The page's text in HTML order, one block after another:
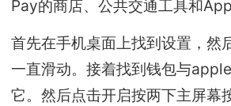
Pay的商店、公共交通工具和
首先在手机桌面上找到设置，然
一直滑动。接着找到钱包与
它。然后点击开启按两下主屏幕